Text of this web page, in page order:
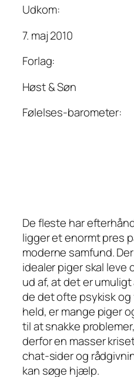
Udkom:
7. maj 2010
Forlag:
Høst & Søn
Følelses-barometer:
De fleste har
ligger et enormt pres
moderne samfund.
idealer piger skal leve
ud af, at det er
de det ofte psykisk og
held, er mange piger
til at snakke
derfor en masser
chat-sider og
kan søge hjælp.